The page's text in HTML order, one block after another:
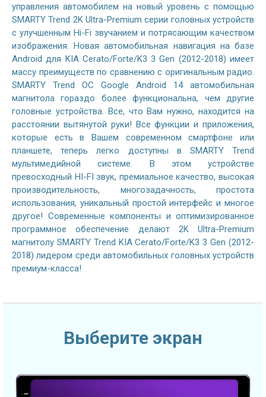
управления автомобилем на новый уровень с помощью
SMARTY Trend 2K Ultra-Premium серии головных устройств
с улучшенным Hi-Fi звучанием и потрясающим качеством
изображения. Новая автомобильная навигация на базе
Android для KIA Cerato/Forte/K3 3 Gen (2012-2018) имеет
массу преимуществ по сравнению с оригинальным радио.
SMARTY Trend ОС Google Android 14 автомобильная
магнитола гораздо более функциональна, чем другие
головные устройства. Все, что Вам нужно, находится на
расстоянии вытянутой руки! Все функции и приложения,
которые есть в Вашем современном смартфоне или
планшете, теперь легко доступны в SMARTY Trend
мультимедийной системе. В этом устройстве
превосходный HI-FI звук, премиальное качество, высокая
производительность, многозадачность, простота
использования, уникальный простой интерфейс и многое
другое! Современные компоненты и оптимизированное
программное обеспечение делают 2K Ultra-Premium
магнитолу SMARTY Trend KIA Cerato/Forte/K3 3 Gen (2012-
2018) лидером среди автомобильных головных устройств
премиум-класса!
Выберите экран